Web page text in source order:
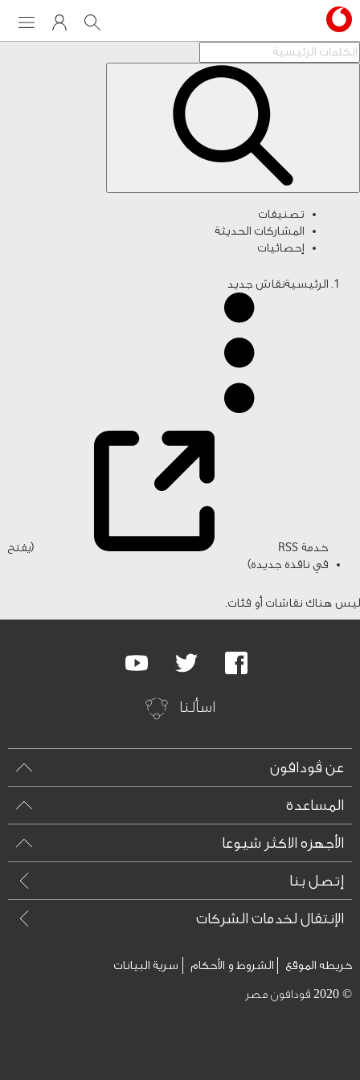
My VodafoneSearch
تصنيفات
المشاركات الحديثة
إحصائيات
الرئيسيةنقاش جديد
خدمة RSS
(يفتح
في نافذة جديدة)
ليس هناك نقاشات أو فئات.
Facebook
Twitter
Youtube
اسألنا
عن ڤودافون
المساعدة
الأجهزه الاكثر شيوعا
إتصل بنا
الإنتقال لخدمات الشركات
خريطه الموقع الشروط و الأحكام سرية البيانات
© 2020 ڤودافون مصر